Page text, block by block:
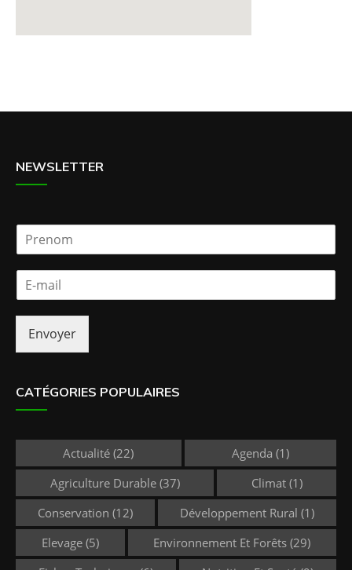
NEWSLETTER
l
Envoyer
CATÉGORIES POPULAIRES
Actualité (22) Agenda (1)
Agriculture Durable(37) Climat(1)
Conservation (12) Développement Rural (1)
Elevage(5) Environnement Et Forêts (29)